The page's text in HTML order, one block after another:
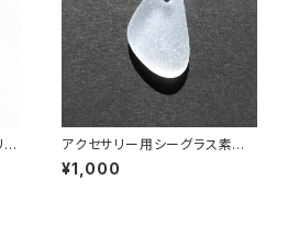
ー
アクセサリー用シーグラス素材
(白色) AS-14
¥1,000